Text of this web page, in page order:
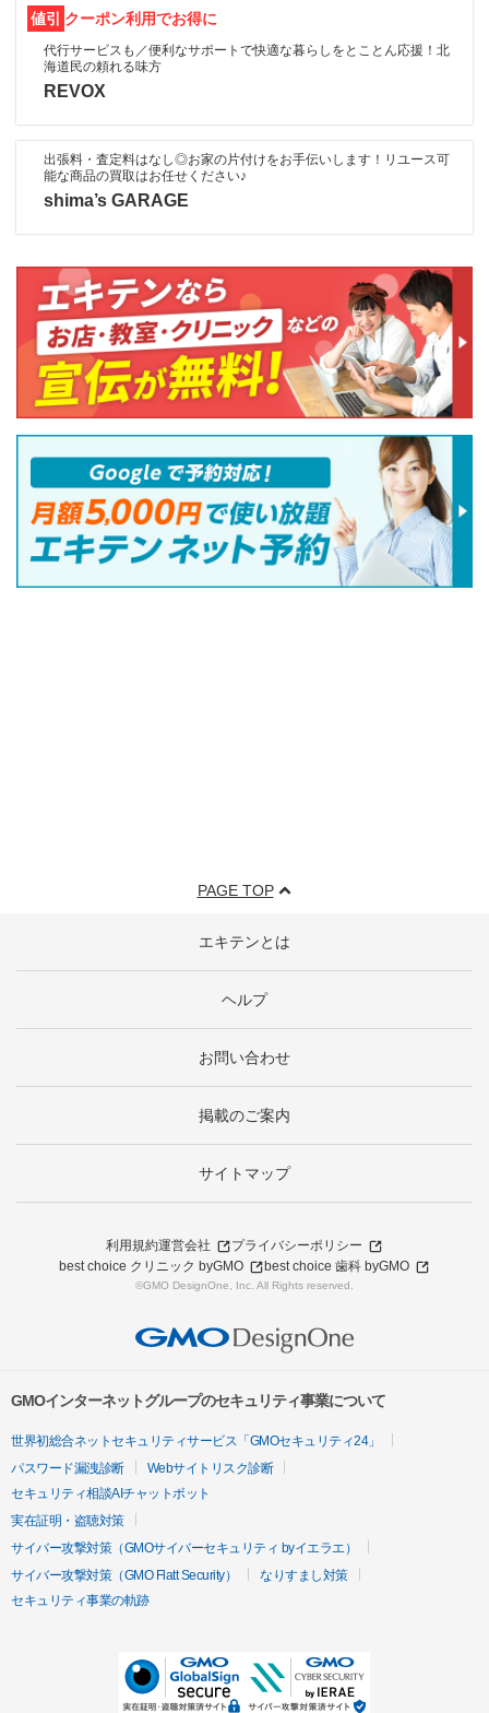
値引 クーポン利用でお得に
代行サービスも／便利なサポートで快適な暮らしをとことん応援！北
海道民の頼れる味方
REVOX
出張料・査定料はなし◎お家の片付けをお手伝いします！リユース可
能な商品の買取はお任せください♪
shima’s GARAGE
PAGE TOP
エキテンとは
ヘルプ
お問い合わせ
掲載のご案内
サイトマップ
利用規約運営会社
プライバシーポリシー
best choice クリニック byGMO
best choice 歯科 byGMO
©GMO DesignOne, Inc. All Rights reserved.
GMOインターネットグループのセキュリティ事業について
世界初総合ネットセキュリティサービス「GMOセキュリティ24」
パスワード漏洩診断
Webサイトリスク診断
セキュリティ相談AIチャットボット
実在証明・盗聴対策
サイバー攻撃対策（GMOサイバーセキュリティ byイエラエ）
サイバー攻撃対策（GMO Flatt Security）
なりすまし対策
セキュリティ事業の軌跡